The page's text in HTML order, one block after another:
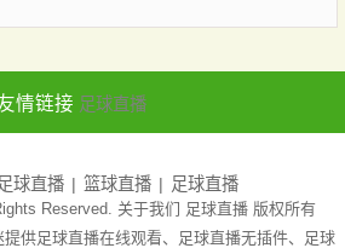
情链接 足球直播
足球直播 篮球直播 足球直播
Reserved. 关于我们 足球直播版权所有
供足球直播在线观看、足球直播无插件、足球